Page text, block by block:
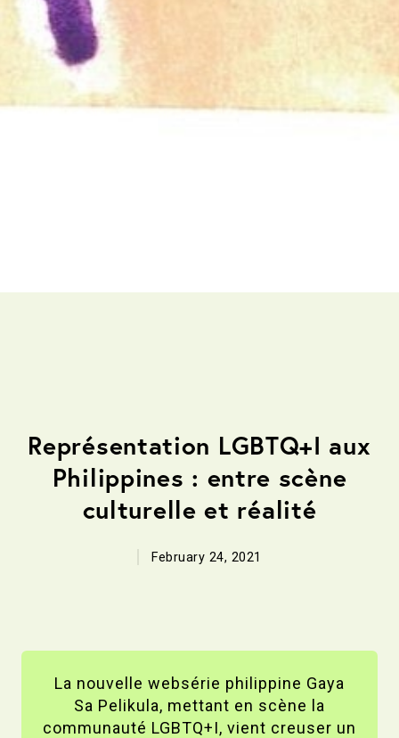
Représentation LGBTQ+I aux
Philippines : entre scène
culturelle et réalité
February 24, 2021
La nouvelle websérie philippine Gaya
Sa Pelikula, mettant en scène la
communauté LGBTQ+I, vient creuser un